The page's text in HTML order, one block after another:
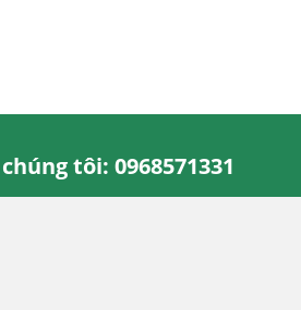
tôi: 0968571331